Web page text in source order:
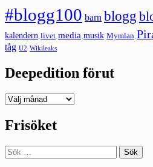
#blogg100 barn blogg
kalendern livet media musik Mymlan
tåg U2 Wikileaks
Deepedition förut
Deepedition
Frisöket
Sök
efter: